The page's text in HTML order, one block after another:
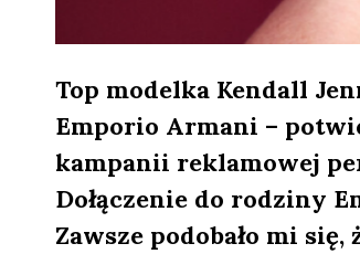
Top modelka Kendall
Emporio Armani –
kampanii reklamowej
Dołączenie do rodziny
Zawsze podobało mi